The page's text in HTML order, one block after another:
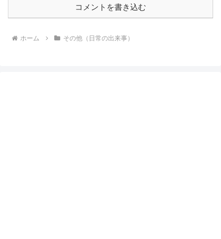
コメントを書き込む
ホーム その他（日常の出来事）